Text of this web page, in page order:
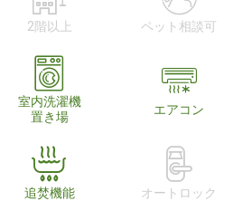
2階以上 ペット相談可
室内洗濯機
置き場
エアコン
追焚機能 オートロック